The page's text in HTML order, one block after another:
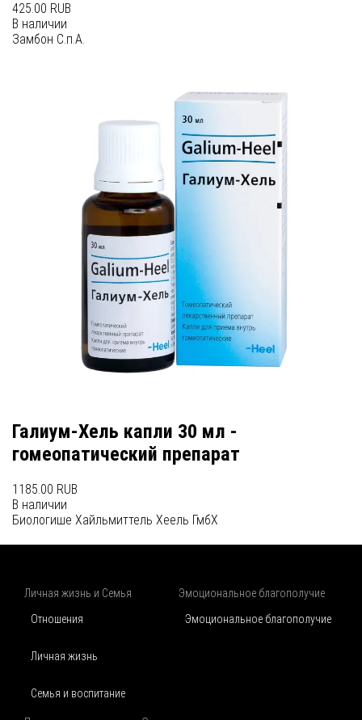
425.00 RUB
В наличии
Замбон С.п.А.
Галиум-Хель капли 30 мл -
гомеопатический препарат
1185.00 RUB
В наличии
Биологише Хайльмиттель Хеель ГмбХ
Личная жизнь и Семья
Отношения
Личная жизнь
Семья и воспитание
Эмоциональное благополучие
Эмоциональное благополучие